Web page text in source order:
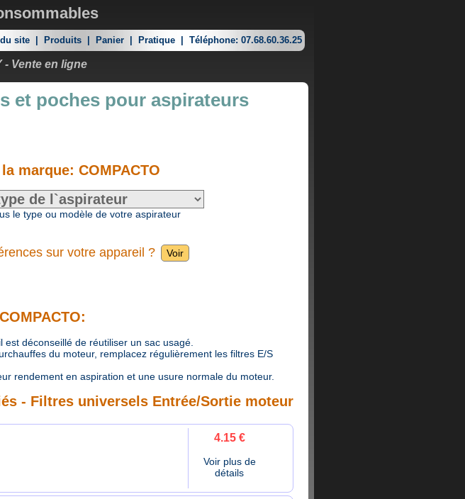
site Produits Panier Pratique Téléphone: 07.68.60.36.25
- Vente en ligne
et poches pour aspirateurs
marque: COMPACTO
le type ou modèle de votre aspirateur
sur votre appareil ?
déconseillé de réutiliser un sac usagé.
du moteur, remplacez régulièrement les filtres E/S
rendement en aspiration et une usure normale du moteur.
- Filtres universels Entrée/Sortie moteur
4.15 €
Voir plus de
détails